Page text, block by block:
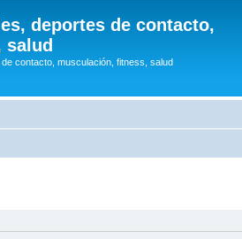
deportes de contacto,
salud
contacto, musculación, fitness, salud